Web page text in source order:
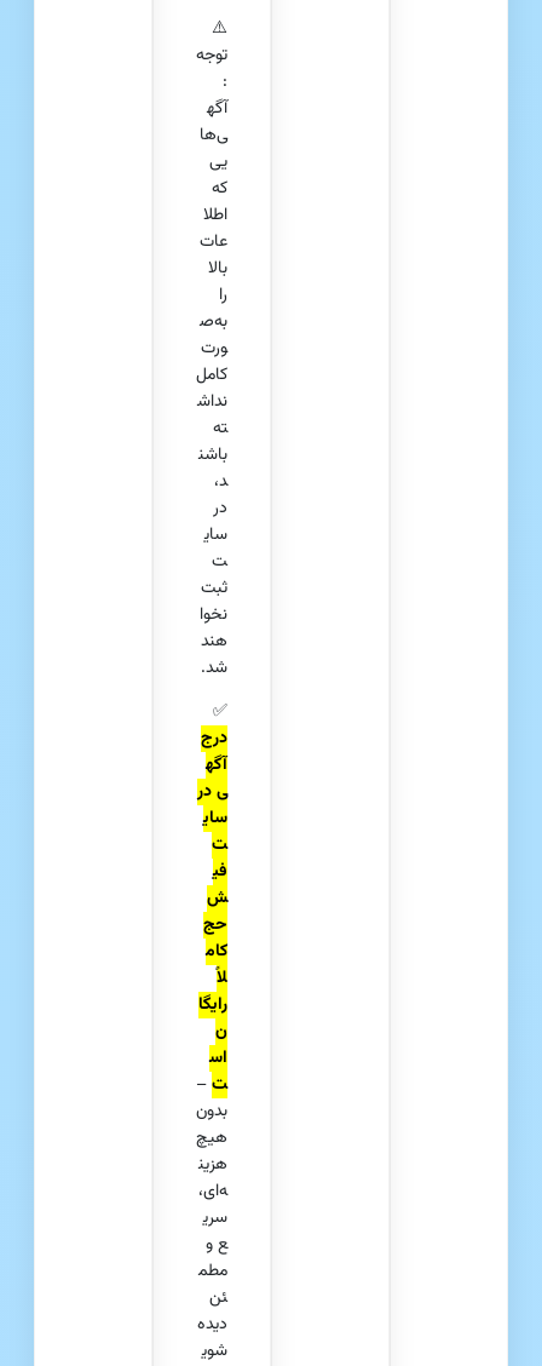
⚠️
توجه
:
آگه
ی‌ها
یی
که
اطلا
عات
بالا
را
به‌ص
ورت
کامل
نداش
ته
باشن
د،
در
سای
ت
ثبت
نخوا
هند
شد.
✅
درج
آگه
ی در
سای
ت
فی
ش‌
حج
کام
لاً
رایگا
ن
اس
ت–
بدون
هیچ
هزین
ه‌ای،
سری
ع و
مطم
ئن
دیده
شوی